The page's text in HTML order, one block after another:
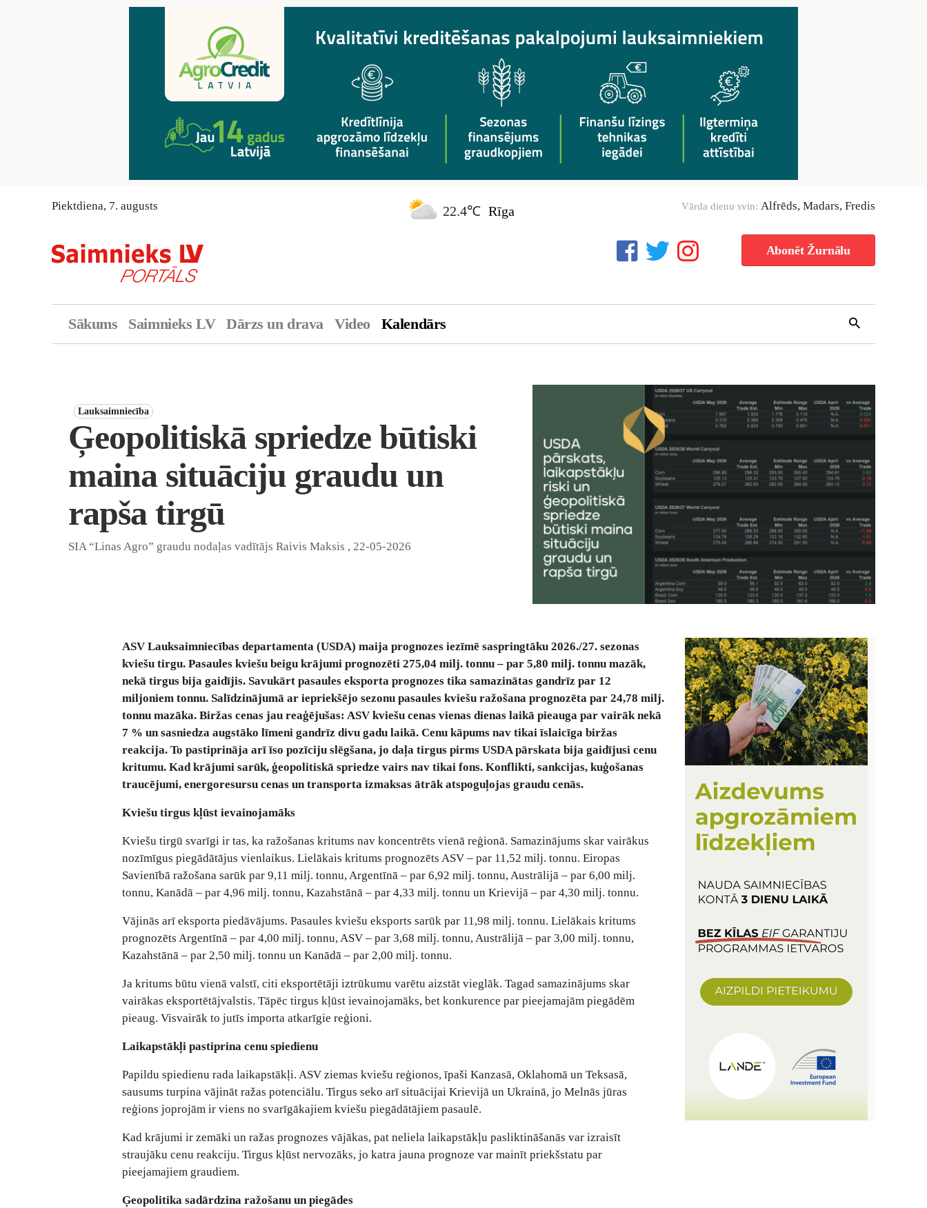
Piektdiena, 7. augusts 22.4℃ Rīga Vārda dienu svin: Alfrēds, Madars, Fredis
Abonēt Žurnālu
Sākums Saimnieks LV Dārzs un drava Video Kalendārs
Lauksaimniecība
Ģeopolitiskā spriedze būtiski
maina situāciju graudu un
rapša tirgū
SIA “Linas Agro” graudu nodaļas vadītājs Raivis Maksis , 22-05-2026
ASV Lauksaimniecības departamenta (USDA) maija prognozes iezīmē saspringtāku 2026./27. sezonas
kviešu tirgu. Pasaules kviešu beigu krājumi prognozēti 275,04 milj. tonnu – par 5,80 milj. tonnu mazāk,
nekā tirgus bija gaidījis. Savukārt pasaules eksporta prognozes tika samazinātas gandrīz par 12
miljoniem tonnu. Salīdzinājumā ar iepriekšējo sezonu pasaules kviešu ražošana prognozēta par 24,78 milj.
tonnu mazāka. Biržas cenas jau reaģējušas: ASV kviešu cenas vienas dienas laikā pieauga par vairāk nekā
7 % un sasniedza augstāko līmeni gandrīz divu gadu laikā. Cenu kāpums nav tikai īslaicīga biržas
reakcija. To pastiprināja arī īso pozīciju slēgšana, jo daļa tirgus pirms USDA pārskata bija gaidījusi cenu
kritumu. Kad krājumi sarūk, ģeopolitiskā spriedze vairs nav tikai fons. Konflikti, sankcijas, kuģošanas
traucējumi, energoresursu cenas un transporta izmaksas ātrāk atspoguļojas graudu cenās.
Kviešu tirgus kļūst ievainojamāks
Kviešu tirgū svarīgi ir tas, ka ražošanas kritums nav koncentrēts vienā reģionā. Samazinājums skar vairākus
nozīmīgus piegādātājus vienlaikus. Lielākais kritums prognozēts ASV – par 11,52 milj. tonnu. Eiropas
Savienībā ražošana sarūk par 9,11 milj. tonnu, Argentīnā – par 6,92 milj. tonnu, Austrālijā – par 6,00 milj.
tonnu, Kanādā – par 4,96 milj. tonnu, Kazahstānā – par 4,33 milj. tonnu un Krievijā – par 4,30 milj. tonnu.
Vājinās arī eksporta piedāvājums. Pasaules kviešu eksports sarūk par 11,98 milj. tonnu. Lielākais kritums
prognozēts Argentīnā – par 4,00 milj. tonnu, ASV – par 3,68 milj. tonnu, Austrālijā – par 3,00 milj. tonnu,
Kazahstānā – par 2,50 milj. tonnu un Kanādā – par 2,00 milj. tonnu.
Ja kritums būtu vienā valstī, citi eksportētāji iztrūkumu varētu aizstāt vieglāk. Tagad samazinājums skar
vairākas eksportētājvalstis. Tāpēc tirgus kļūst ievainojamāks, bet konkurence par pieejamajām piegādēm
pieaug. Visvairāk to jutīs importa atkarīgie reģioni.
Laikapstākļi pastiprina cenu spiedienu
Papildu spiedienu rada laikapstākļi. ASV ziemas kviešu reģionos, īpaši Kanzasā, Oklahomā un Teksasā,
sausums turpina vājināt ražas potenciālu. Tirgus seko arī situācijai Krievijā un Ukrainā, jo Melnās jūras
reģions joprojām ir viens no svarīgākajiem kviešu piegādātājiem pasaulē.
Kad krājumi ir zemāki un ražas prognozes vājākas, pat neliela laikapstākļu pasliktināšanās var izraisīt
straujāku cenu reakciju. Tirgus kļūst nervozāks, jo katra jauna prognoze var mainīt priekšstatu par
pieejamajiem graudiem.
Ģeopolitika sadārdzina ražošanu un piegādes